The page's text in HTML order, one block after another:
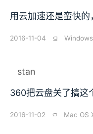
用云加速还是蛮快的
2016-11-04 ⫑
stan
360把云盘关了搞这
2016-11-02 ⫑ Mac OS